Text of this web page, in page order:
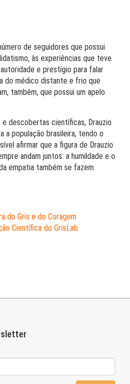
de seguidores que possui
às experiências que teve
e prestígio para falar
do médico distante e frio que
também, que possui um apelo
descobertas científicas, Drauzio
a população brasileira, tendo o
afirmar que a figura de Drauzio
andam juntos: a humildade e o
empatia também se fazem
do Gris e do Coragem
Científica do GrisLab